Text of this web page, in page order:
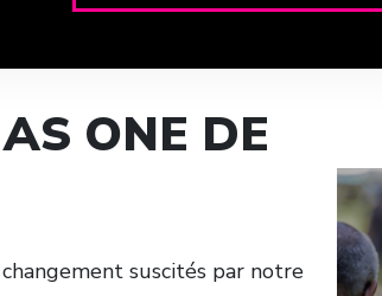
ONE DE
suscités par notre